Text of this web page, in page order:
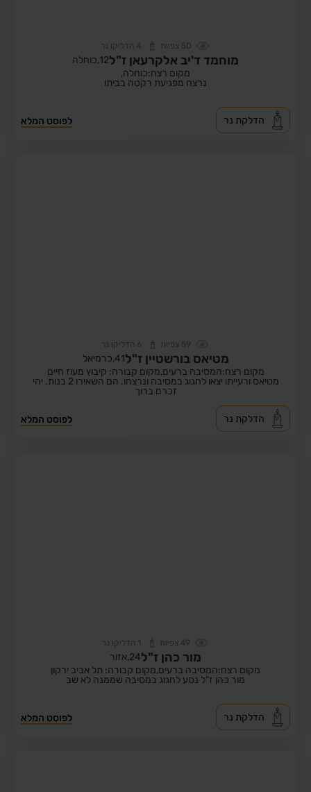
50 צפיות 4 הדליקו נר
מוחמד ד'יב אלקרעאן ז"ל12, כוחלה
מקום רצח:כוחלה,
נרצח מפגיעת רקטה בביתו
לפוסט המלא הדלקת נר
59 צפיות 6 הדליקו נר
מטיאס בורשטיין ז"ל41, כרמיאל
מקום רצח:המסיבה ברעים,מקום קבורה: קיבוץ מעוז חיים
מטיאס ורעייתו יצאו לחגוג במסיבה ונרצחו. הם השאירו 2 בנות. יהי
זכרם ברוך
לפוסט המלא הדלקת נר
49 צפיות 1 הדליקו נר
מור כהן ז"ל24, אזור
מקום רצח:המסיבה ברעים,מקום קבורה: תל אביב ירקון
מור כהן ז"ל נסע לחגוג במסיבה שממנה לא שב
לפוסט המלא הדלקת נר